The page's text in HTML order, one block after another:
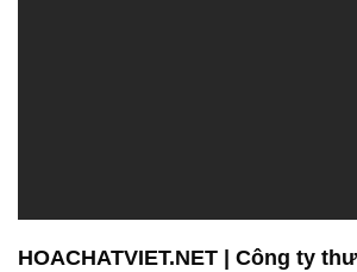
HOACHATVIET.NET | Công ty